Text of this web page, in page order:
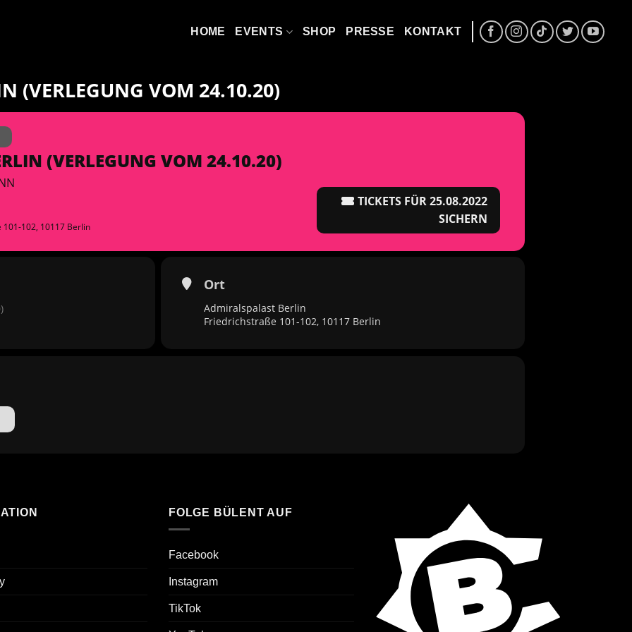
HOME EVENTS SHOP PRESSE KONTAKT
(VERLEGUNG VOM 24.10.20)
(VERLEGUNG VOM 24.10.20)
101-102, 10117 Berlin
TICKETS FÜR 25.08.2022
SICHERN
Ort
Admiralspalast Berlin
Friedrichstraße 101-102, 10117 Berlin
FOLGE BÜLENT AUF
Facebook
Instagram
TikTok